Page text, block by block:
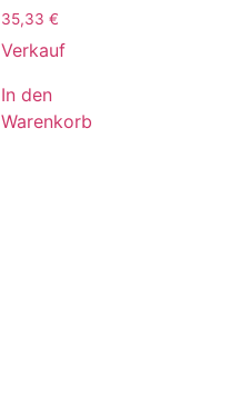
35,33 €
Verkauf
In den
Warenkorb